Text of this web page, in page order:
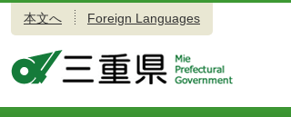
本文へ Foreign Languages